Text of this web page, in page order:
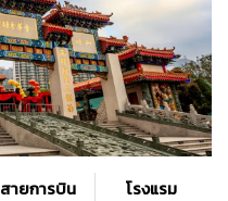
สายการบิน โรงแรม